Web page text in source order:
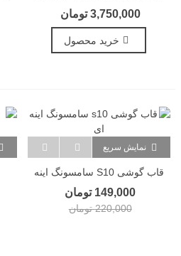
هیسکا Hiska HR-13
3,750,000 تومان
خرید محصول
نمایش سریع
قاب گوشی S10 سامسونگ اینه
ای
149,000 تومان
220,000 تومان